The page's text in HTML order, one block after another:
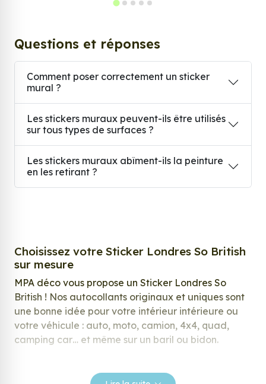
Questions et réponses
Comment poser correctement un sticker
mural ?
Les stickers muraux peuvent-ils être utilisés
sur tous types de surfaces ?
Les stickers muraux abîment-ils la peinture
en les retirant ?
Choisissez votre Sticker Londres So British
sur mesure
MPA déco vous propose un Sticker Londres So
British ! Nos autocollants originaux et uniques sont
une bonne idée pour votre intérieur intérieure ou
votre véhicule : auto, moto, camion, 4x4, quad,
camping car… et même sur un baril ou bidon.